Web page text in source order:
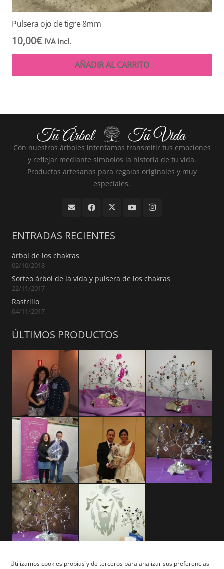
Utilizamos cookies propias y de terceros para analizar sus preferencias
Pulsera ojo de tigre 8mm
10,00€ IVA Incl.
AÑADIR AL CARRITO
Con nuestros árboles intentamos transmitir tus emociones
y reflejar mediante símbolos la historia de tu vida.
Productos artesanos para regalos originales y muy
especiales.
ENTRADAS RECIENTES
árbol de los chakras
02/10/2018
Sorteo árbol de la vida y pulsera de los chakras
22/11/2017
Rastrillo
04/11/2017
ÚLTIMOS PRODUCTOS